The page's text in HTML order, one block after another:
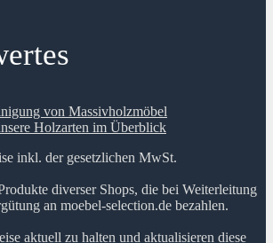
von Massivholzmöbel
Holzarten im Überblick
inkl. der gesetzlichen MwSt.
diverser Shops, die bei Weiterleitung
an moebel-selection.de bezahlen.
aktuell zu halten und aktualisieren diese